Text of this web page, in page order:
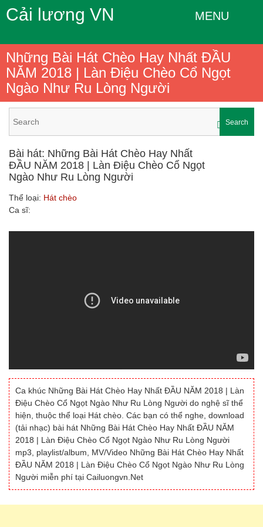
Cải lương VN MENU
Những Bài Hát Chèo Hay Nhất ĐẦU
NĂM 2018 | Làn Điệu Chèo Cổ Ngọt
Ngào Như Ru Lòng Người
Search
Bài hát: Những Bài Hát Chèo Hay Nhất
ĐẦU NĂM 2018 | Làn Điệu Chèo Cổ Ngọt
Ngào Như Ru Lòng Người
Thể loại: Hát chèo
Ca sĩ:
Ca khúc Những Bài Hát Chèo Hay Nhất ĐẦU NĂM 2018 | Làn
Điệu Chèo Cổ Ngọt Ngào Như Ru Lòng Người do nghệ sĩ thể
hiện, thuộc thể loại Hát chèo. Các bạn có thể nghe, download
(tải nhạc) bài hát Những Bài Hát Chèo Hay Nhất ĐẦU NĂM
2018 | Làn Điệu Chèo Cổ Ngọt Ngào Như Ru Lòng Người
mp3, playlist/album, MV/Video Những Bài Hát Chèo Hay Nhất
ĐẦU NĂM 2018 | Làn Điệu Chèo Cổ Ngọt Ngào Như Ru Lòng
Người miễn phí tại Cailuongvn.Net